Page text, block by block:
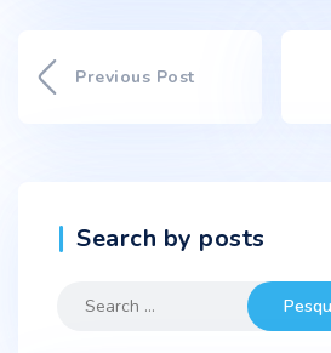
Previous Post
Search by posts
Search